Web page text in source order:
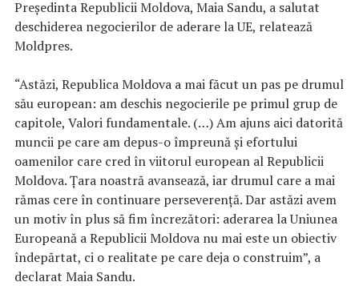
Preşedinta Republicii Moldova, Maia Sandu, a salutat
deschiderea negocierilor de aderare la UE, relatează
Moldpres.
“Astăzi, Republica Moldova a mai făcut un pas pe drumul
său european: am deschis negocierile pe primul grup de
capitole, Valori fundamentale. (…) Am ajuns aici datorită
muncii pe care am depus-o împreună şi efortului
oamenilor care cred în viitorul european al Republicii
Moldova. Ţara noastră avansează, iar drumul care a mai
rămas cere în continuare perseverenţă. Dar astăzi avem
un motiv în plus să fim încrezători: aderarea la Uniunea
Europeană a Republicii Moldova nu mai este un obiectiv
îndepărtat, ci o realitate pe care deja o construim”, a
declarat Maia Sandu.